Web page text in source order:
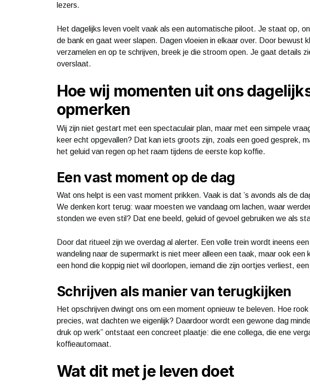
lezers.
Het dagelijks leven voelt vaak als een automatische piloot. Je staat op,
de bank en gaat weer slapen. Dagen vloeien in elkaar over. Door bewust
verzamelen en op te schrijven, breek je die stroom open. Je gaat details
overslaat.
Hoe wij momenten uit ons
opmerken
Wij zijn niet gestart met een spectaculair plan, maar met een simpele
keer echt opgevallen? Dat kan iets groots zijn, zoals een goed gesprek,
het geluid van regen op het raam tijdens de eerste kop koffie.
Een vast moment op de dag
Wat ons helpt is een vast moment prikken. Vaak is dat ’s avonds als de
We denken kort terug: waar moesten we vandaag om lachen, waar
stonden we even stil? Dat ene beeld, geluid of gevoel gebruiken we als
Door dat ritueel zijn we overdag al alerter. Een volle trein wordt ineens
wandeling naar de supermarkt is niet meer alleen een taak, maar ook een
een hond die koppig niet wil doorlopen, iemand die zijn oortjes verliest,
Schrijven als manier van terugkijken
Het opschrijven dwingt ons om een moment opnieuw te beleven. Hoe
precies, wat dachten we eigenlijk? Daardoor wordt een gewone dag
druk op werk” ontstaat een concreet plaatje: die ene collega, die ene
koffieautomaat.
Wat dit met je leven doet